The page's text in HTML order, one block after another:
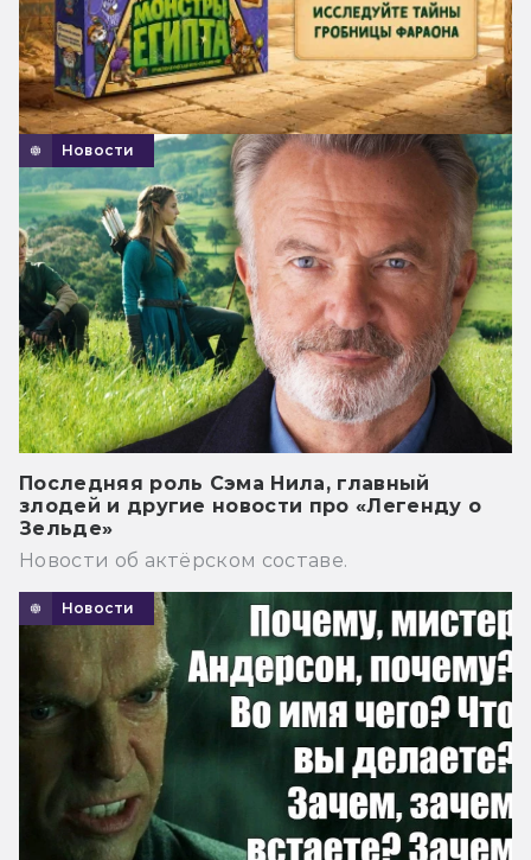
Новости
Последняя роль Сэма Нила, главный
злодей и другие новости про «Легенду о
Зельде»
Новости об актёрском составе.
Новости